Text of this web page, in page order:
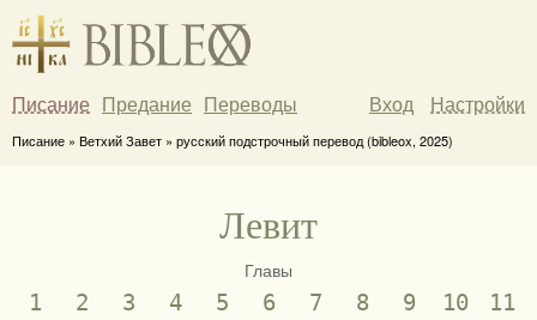
Писание Предание Переводы Вход Настройки
Писание » Ветхий Завет » русский подстрочный перевод (bibleox, 2025)
Левит
Главы
1 2 3 4 5 6 7 8 9 10
11